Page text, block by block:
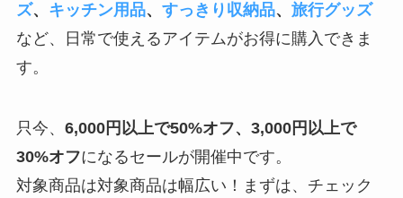
ズ、 キッチン用品、 すっきり収納品、 旅行グッズ
など、日常で使えるアイテムがお得に購入できま
す。
只今、 6,000円以上で50%オフ、3,000円以上で
30%オフになるセールが開催中です。
対象商品は対象商品は幅広い！まずは、チェック